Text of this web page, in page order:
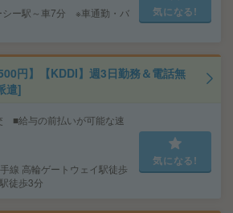
シー駅～車7分 ※車通勤・バ
気になる!
円】【KDDI】週3日勤務＆電話無
遣]
■給与の前払いが可能な速
線 高輪ゲートウェイ駅徒歩
徒歩3分
気になる!